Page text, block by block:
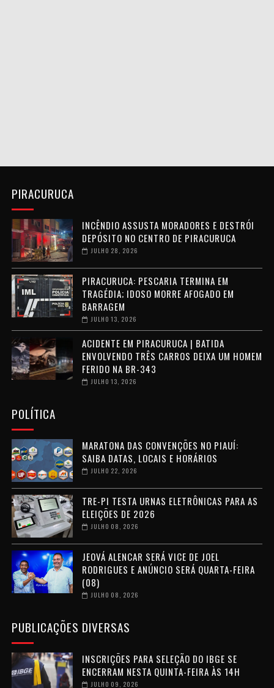
PIRACURUCA
INCÊNDIO ASSUSTA MORADORES E DESTRÓI
DEPÓSITO NO CENTRO DE PIRACURUCA
JULHO 28, 2026
PIRACURUCA: PESCARIA TERMINA EM
TRAGÉDIA; IDOSO MORRE AFOGADO EM
BARRAGEM
JULHO 13, 2026
ACIDENTE EM PIRACURUCA | BATIDA
ENVOLVENDO TRÊS CARROS DEIXA UM HOMEM
FERIDO NA BR-343
JULHO 13, 2026
POLÍTICA
MARATONA DAS CONVENÇÕES NO PIAUÍ:
SAIBA DATAS, LOCAIS E HORÁRIOS
JULHO 22, 2026
TRE-PI TESTA URNAS ELETRÔNICAS PARA AS
ELEIÇÕES DE 2026
JULHO 08, 2026
JEOVÁ ALENCAR SERÁ VICE DE JOEL
RODRIGUES E ANÚNCIO SERÁ QUARTA-FEIRA
(08)
JULHO 08, 2026
PUBLICAÇÕES DIVERSAS
INSCRIÇÕES PARA SELEÇÃO DO IBGE SE
ENCERRAM NESTA QUINTA-FEIRA ÀS 14H
JULHO 09, 2026